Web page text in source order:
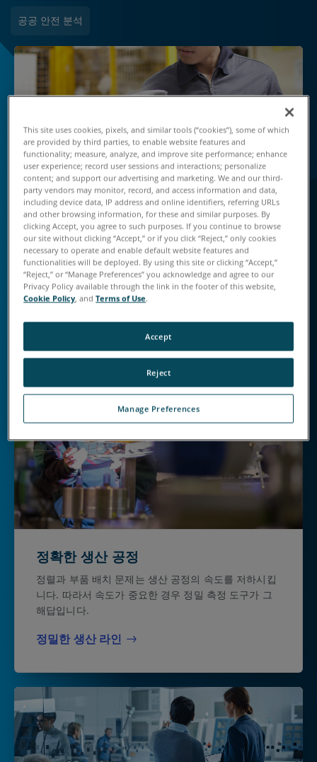
공공 안전 분석
품질 문제 조기 파악
오류와 비적합성 문제를 발견하지 못하면 불필요한 낭
비, 재작업, 고객 불만을 야기하게 됩니다. 올바른 검사
기술로 지연 문제를 방지할 수 있습니다.
품질 관리 개선
정확한 생산 공정
정렬과 부품 배치 문제는 생산 공정의 속도를 저하시킵
니다. 따라서 속도가 중요한 경우 정밀 측정 도구가 그
해답입니다.
정밀한 생산 라인
This site uses cookies, pixels, and similar tools (“cookies”), some of which
are provided by third parties, to enable website features and
functionality; measure, analyze, and improve site performance; enhance
user experience; record user sessions and interactions; personalize
content; and support our advertising and marketing. We and our third-
party vendors may monitor, record, and access information and data,
including device data, IP address and online identifiers, referring URLs
and other browsing information, for these and similar purposes. By
clicking Accept, you agree to such purposes. If you continue to browse
our site without clicking “Accept,” or if you click “Reject,” only cookies
necessary to operate and enable default website features and
functionalities will be deployed. By using this site or clicking “Accept,”
“Reject,” or “Manage Preferences” you acknowledge and agree to our
Privacy Policy available through the link in the footer of this website,
Cookie Policy, andTerms of Use.
Manage Preferences
Reject
Accept